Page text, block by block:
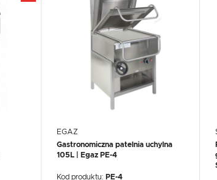
EGAZ
Gastronomiczna patelnia uchylna
105L | Egaz PE-4
Kod produktu: PE-4